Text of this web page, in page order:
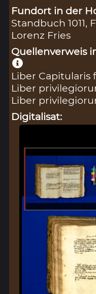
Fundort in der
Standbuch 1011,
Lorenz Fries
Quellenverweis
Liber Capitularis f.
Liber
Liber
Digitalisat: